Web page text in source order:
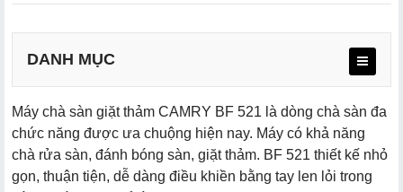
DANH MỤC
a. Thông số máy
b. Phụ kiện đi kèm
Máy chà sàn giặt thảm CAMRY BF 521 là dòng chà sàn đa
chức năng được ưa chuộng hiện nay. Máy có khả năng
chà rửa sàn, đánh bóng sàn, giặt thảm. BF 521 thiết kế nhỏ
gọn, thuận tiện, dễ dàng điều khiền bằng tay len lỏi trong